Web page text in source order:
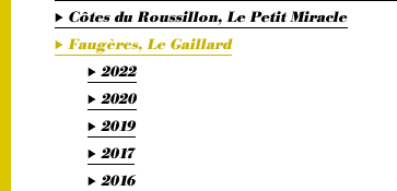
Côtes du Roussillon, Le Petit Miracle
Faugères, Le Gaillard
2022
2020
2019
2017
2016